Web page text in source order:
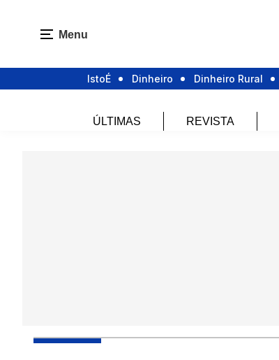
Menu
IstoÉ Dinheiro Dinheiro Rural
ÚLTIMAS REVISTA